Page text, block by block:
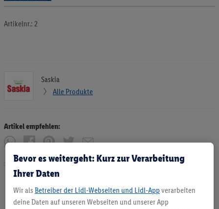
Artikelnr.: 2
Saskia
Alle Produkte
Artikel empfehlen:
Bevor es weitergeht: Kurz zur Verarbeitung
Ihrer Daten
Wir als Betreiber der Lidl-Webseiten und Lidl-App verarbeiten
deine Daten auf unseren Webseiten und unserer App